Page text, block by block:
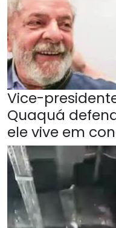
Vice-
Quaquá
ele vive em